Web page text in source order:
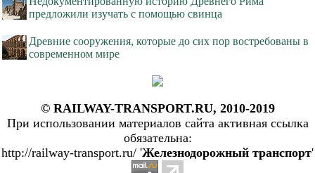
предложили изучать с помощью свинца
Древние сооружения, которые до сих пор востребованы в
современном мире
© RAILWAY-TRANSPORT.RU, 2010-2019
При использовании материалов сайта активная ссылка
обязательна:
http://railway-transport.ru/ 'Железнодорожный транспорт'